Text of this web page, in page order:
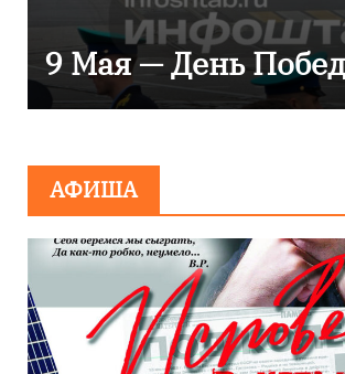
сияние
АФИША